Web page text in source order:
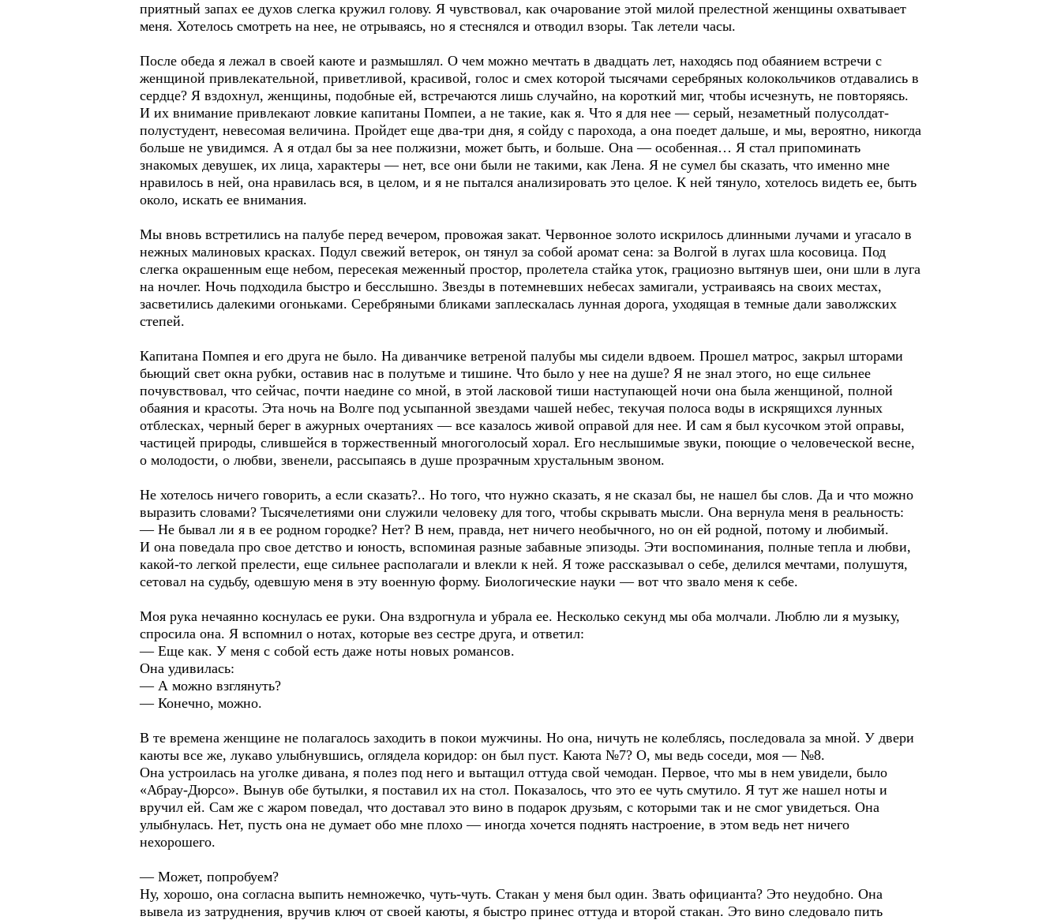
приятный запах ее духов слегка кружил голову. Я чувствовал, как очарование этой милой прелестной женщины охватывает
меня. Хотелось смотреть на нее, не отрываясь, но я стеснялся и отводил взоры. Так летели часы.
После обеда я лежал в своей каюте и размышлял. О чем можно мечтать в двадцать лет, находясь под обаянием встречи с
женщиной привлекательной, приветливой, красивой, голос и смех которой тысячами серебряных колокольчиков отдавались в
сердце? Я вздохнул, женщины, подобные ей, встречаются лишь случайно, на короткий миг, чтобы исчезнуть, не повторяясь.
И их внимание привлекают ловкие капитаны Помпеи, а не такие, как я. Что я для нее — серый, незаметный полусолдат-
полустудент, невесомая величина. Пройдет еще два-три дня, я сойду с парохода, а она поедет дальше, и мы, вероятно, никогда
больше не увидимся. А я отдал бы за нее полжизни, может быть, и больше. Она — особенная… Я стал припоминать
знакомых девушек, их лица, характеры — нет, все они были не такими, как Лена. Я не сумел бы сказать, что именно мне
нравилось в ней, она нравилась вся, в целом, и я не пытался анализировать это целое. К ней тянуло, хотелось видеть ее, быть
около, искать ее внимания.
Мы вновь встретились на палубе перед вечером, провожая закат. Червонное золото искрилось длинными лучами и угасало в
нежных малиновых красках. Подул свежий ветерок, он тянул за собой аромат сена: за Волгой в лугах шла косовица. Под
слегка окрашенным еще небом, пересекая меженный простор, пролетела стайка уток, грациозно вытянув шеи, они шли в луга
на ночлег. Ночь подходила быстро и бесслышно. Звезды в потемневших небесах замигали, устраиваясь на своих местах,
засветились далекими огоньками. Серебряными бликами заплескалась лунная дорога, уходящая в темные дали заволжских
степей.
Капитана Помпея и его друга не было. На диванчике ветреной палубы мы сидели вдвоем. Прошел матрос, закрыл шторами
бьющий свет окна рубки, оставив нас в полутьме и тишине. Что было у нее на душе? Я не знал этого, но еще сильнее
почувствовал, что сейчас, почти наедине со мной, в этой ласковой тиши наступающей ночи она была женщиной, полной
обаяния и красоты. Эта ночь на Волге под усыпанной звездами чашей небес, текучая полоса воды в искрящихся лунных
отблесках, черный берег в ажурных очертаниях — все казалось живой оправой для нее. И сам я был кусочком этой оправы,
частицей природы, слившейся в торжественный многоголосый хорал. Его неслышимые звуки, поющие о человеческой весне,
о молодости, о любви, звенели, рассыпаясь в душе прозрачным хрустальным звоном.
Не хотелось ничего говорить, а если сказать?.. Но того, что нужно сказать, я не сказал бы, не нашел бы слов. Да и что можно
выразить словами? Тысячелетиями они служили человеку для того, чтобы скрывать мысли. Она вернула меня в реальность:
— Не бывал ли я в ее родном городке? Нет? В нем, правда, нет ничего необычного, но он ей родной, потому и любимый.
И она поведала про свое детство и юность, вспоминая разные забавные эпизоды. Эти воспоминания, полные тепла и любви,
какой-то легкой прелести, еще сильнее располагали и влекли к ней. Я тоже рассказывал о себе, делился мечтами, полушутя,
сетовал на судьбу, одевшую меня в эту военную форму. Биологические науки — вот что звало меня к себе.
Моя рука нечаянно коснулась ее руки. Она вздрогнула и убрала ее. Несколько секунд мы оба молчали. Люблю ли я музыку,
спросила она. Я вспомнил о нотах, которые вез сестре друга, и ответил:
— Еще как. У меня с собой есть даже ноты новых романсов.
Она удивилась:
— А можно взглянуть?
— Конечно, можно.
В те времена женщине не полагалось заходить в покои мужчины. Но она, ничуть не колеблясь, последовала за мной. У двери
каюты все же, лукаво улыбнувшись, оглядела коридор: он был пуст. Каюта №7? О, мы ведь соседи, моя — №8.
Она устроилась на уголке дивана, я полез под него и вытащил оттуда свой чемодан. Первое, что мы в нем увидели, было
«Абрау-Дюрсо». Вынув обе бутылки, я поставил их на стол. Показалось, что это ее чуть смутило. Я тут же нашел ноты и
вручил ей. Сам же с жаром поведал, что доставал это вино в подарок друзьям, с которыми так и не смог увидеться. Она
улыбнулась. Нет, пусть она не думает обо мне плохо — иногда хочется поднять настроение, в этом ведь нет ничего
нехорошего.
— Может, попробуем?
Ну, хорошо, она согласна выпить немножечко, чуть-чуть. Стакан у меня был один. Звать официанта? Это неудобно. Она
вывела из затруднения, вручив ключ от своей каюты, я быстро принес оттуда и второй стакан. Это вино следовало пить